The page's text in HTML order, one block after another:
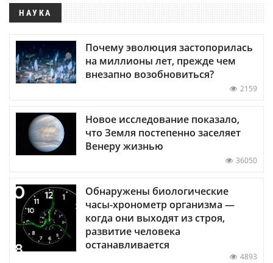
НАУКА
Почему эволюция застопорилась
на миллионы лет, прежде чем
внезапно возобновиться?
2159
Новое исследование показало,
что Земля постепенно заселяет
Венеру жизнью
36050
Обнаружены биологические
часы-хронометр организма —
когда они выходят из строя,
развитие человека
останавливается
4893